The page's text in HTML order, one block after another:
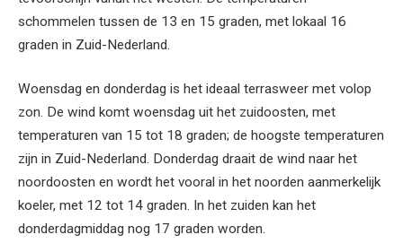
schommelen tussen de 13 en 15 graden, met lokaal 16
graden in Zuid-Nederland.
Woensdag en donderdag is het ideaal terrasweer met volop
zon. De wind komt woensdag uit het zuidoosten, met
temperaturen van 15 tot 18 graden; de hoogste temperaturen
zijn in Zuid-Nederland. Donderdag draait de wind naar het
noordoosten en wordt het vooral in het noorden aanmerkelijk
koeler, met 12 tot 14 graden. In het zuiden kan het
donderdagmiddag nog 17 graden worden.